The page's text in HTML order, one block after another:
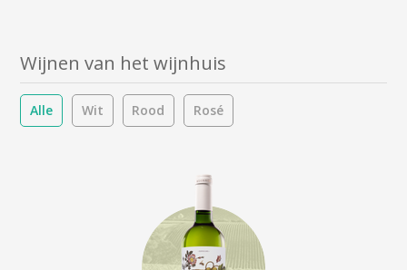
Wijnen van het wijnhuis
Alle Wit Rood Rosé